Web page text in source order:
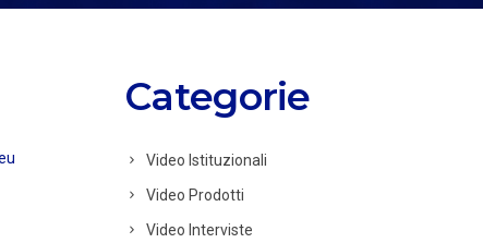
Categorie
Video Istituzionali
Video Prodotti
Video Interviste